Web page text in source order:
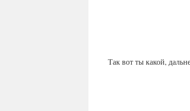
Так вот ты какой,